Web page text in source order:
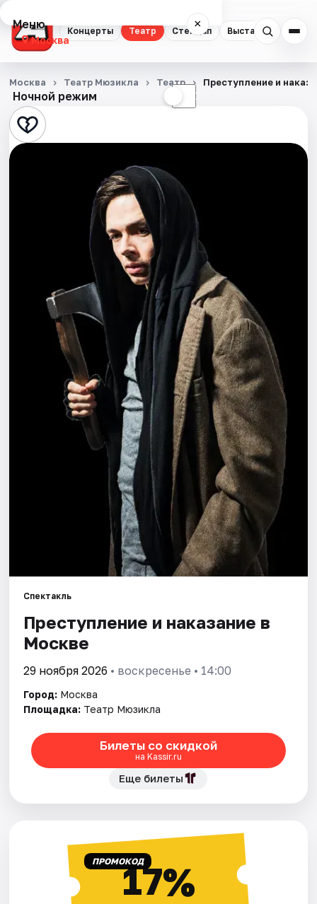
Концерты Театр Стендап Выставки
Меню ×
Москва
Концерты
Театр
Стендап
События
Площадки
Ночной режим ☾
Москва Театр Мюзикла Театр Преступление и
Спектакль
Преступление и наказание в
Москве
29 ноября 2026 • воскресенье • 14:00
Город: Москва
Площадка: Театр Мюзикла
Билеты со скидкой
на Kassir.ru
Еще билеты
ПРОМОКОД17%